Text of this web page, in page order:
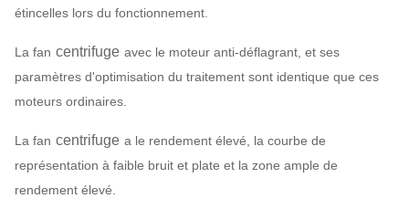
étincelles lors du fonctionnement.
La fan centrifuge avec le moteur anti-déflagrant, et ses
paramètres d'optimisation du traitement sont identique que ces
moteurs ordinaires.
La fan centrifuge a le rendement élevé, la courbe de
représentation à faible bruit et plate et la zone ample de
rendement élevé.